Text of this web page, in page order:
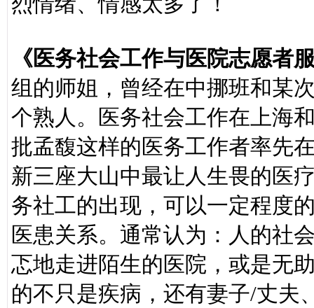
《医务社会工作与医院志愿者
组的师姐，曾经在中挪班和某
个熟人。医务社会工作在上海
批孟馥这样的医务工作者率先
新三座大山中最让人生畏的医
务社工的出现，可以一定程度
医患关系。通常认为：人的社
忑地走进陌生的医院，或是无
的不只是疾病，还有妻子/丈夫